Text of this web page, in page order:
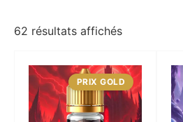
62 résultats affichés
PRIX GOLD